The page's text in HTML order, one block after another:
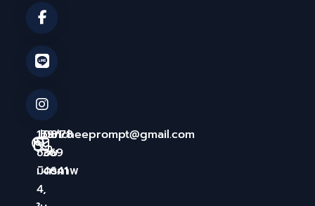
179/78
ซอย
มิตรภาพ
4,
bancheeprompt@gmail.com
081
369
4641